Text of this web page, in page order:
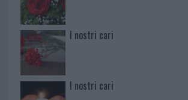
I nostri cari
I nostri cari